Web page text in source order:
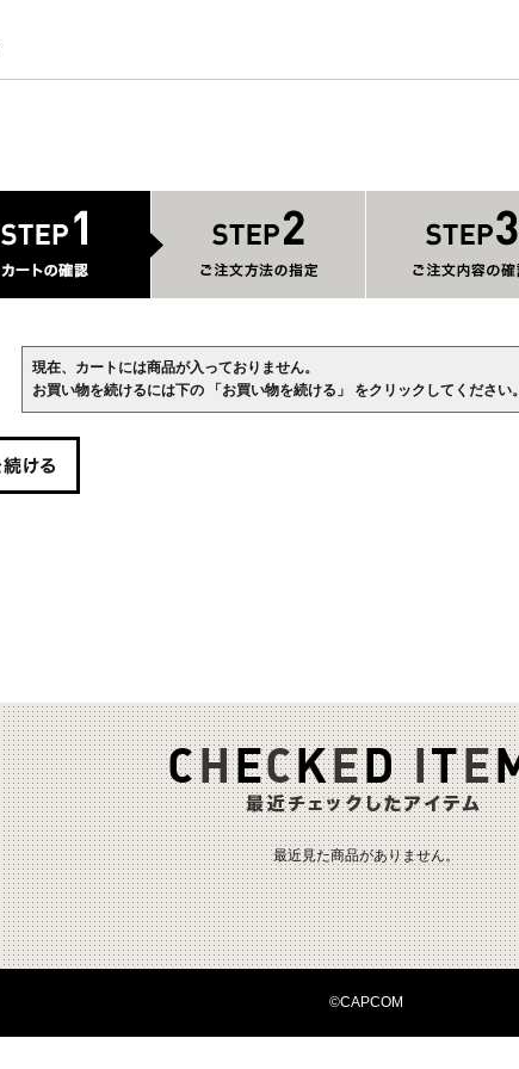
現在、カートには商品が入っておりません。
お買い物を続けるには下の 「お買い物を続ける」 をクリックしてください。
最近見た商品がありません。
©CAPCOM